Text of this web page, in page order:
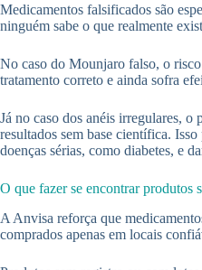
Medicamentos falsificados são
ninguém sabe o que realmente
No caso do Mounjaro falso, o
tratamento correto e ainda sofra
Já no caso dos anéis irregulares, o
resultados sem base científica.
doenças sérias, como diabetes, e
O que fazer se encontrar produtos
A Anvisa reforça que
comprados apenas em locais